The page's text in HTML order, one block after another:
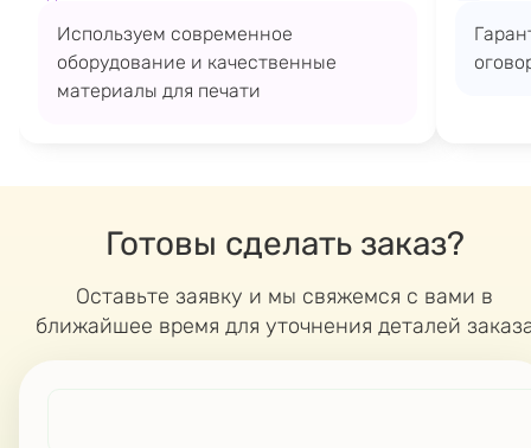
Используем современное
оборудование и качественные
материалы для печати
Готовы сделать заказ?
Оставьте заявку и мы свяжемся с вами в
ближайшее время для уточнения деталей